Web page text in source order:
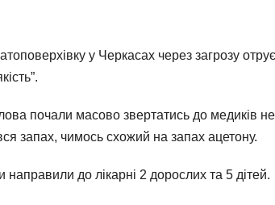
у Черкасах через загрозу
почали масово звертатись до медиків
запах, чимось схожий на запах ацетону.
направили до лікарні 2 дорослих та 5 дітей.